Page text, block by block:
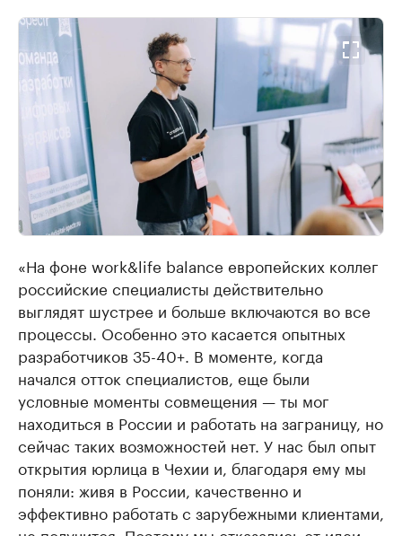
«На фоне work&life balance европейских коллег
российские специалисты действительно
выглядят шустрее и больше включаются во все
процессы. Особенно это касается опытных
разработчиков 35-40+. В моменте, когда
начался отток специалистов, еще были
условные моменты совмещения — ты мог
находиться в России и работать на заграницу, но
сейчас таких возможностей нет. У нас был опыт
открытия юрлица в Чехии и, благодаря ему мы
поняли: живя в России, качественно и
эффективно работать с зарубежными клиентами,